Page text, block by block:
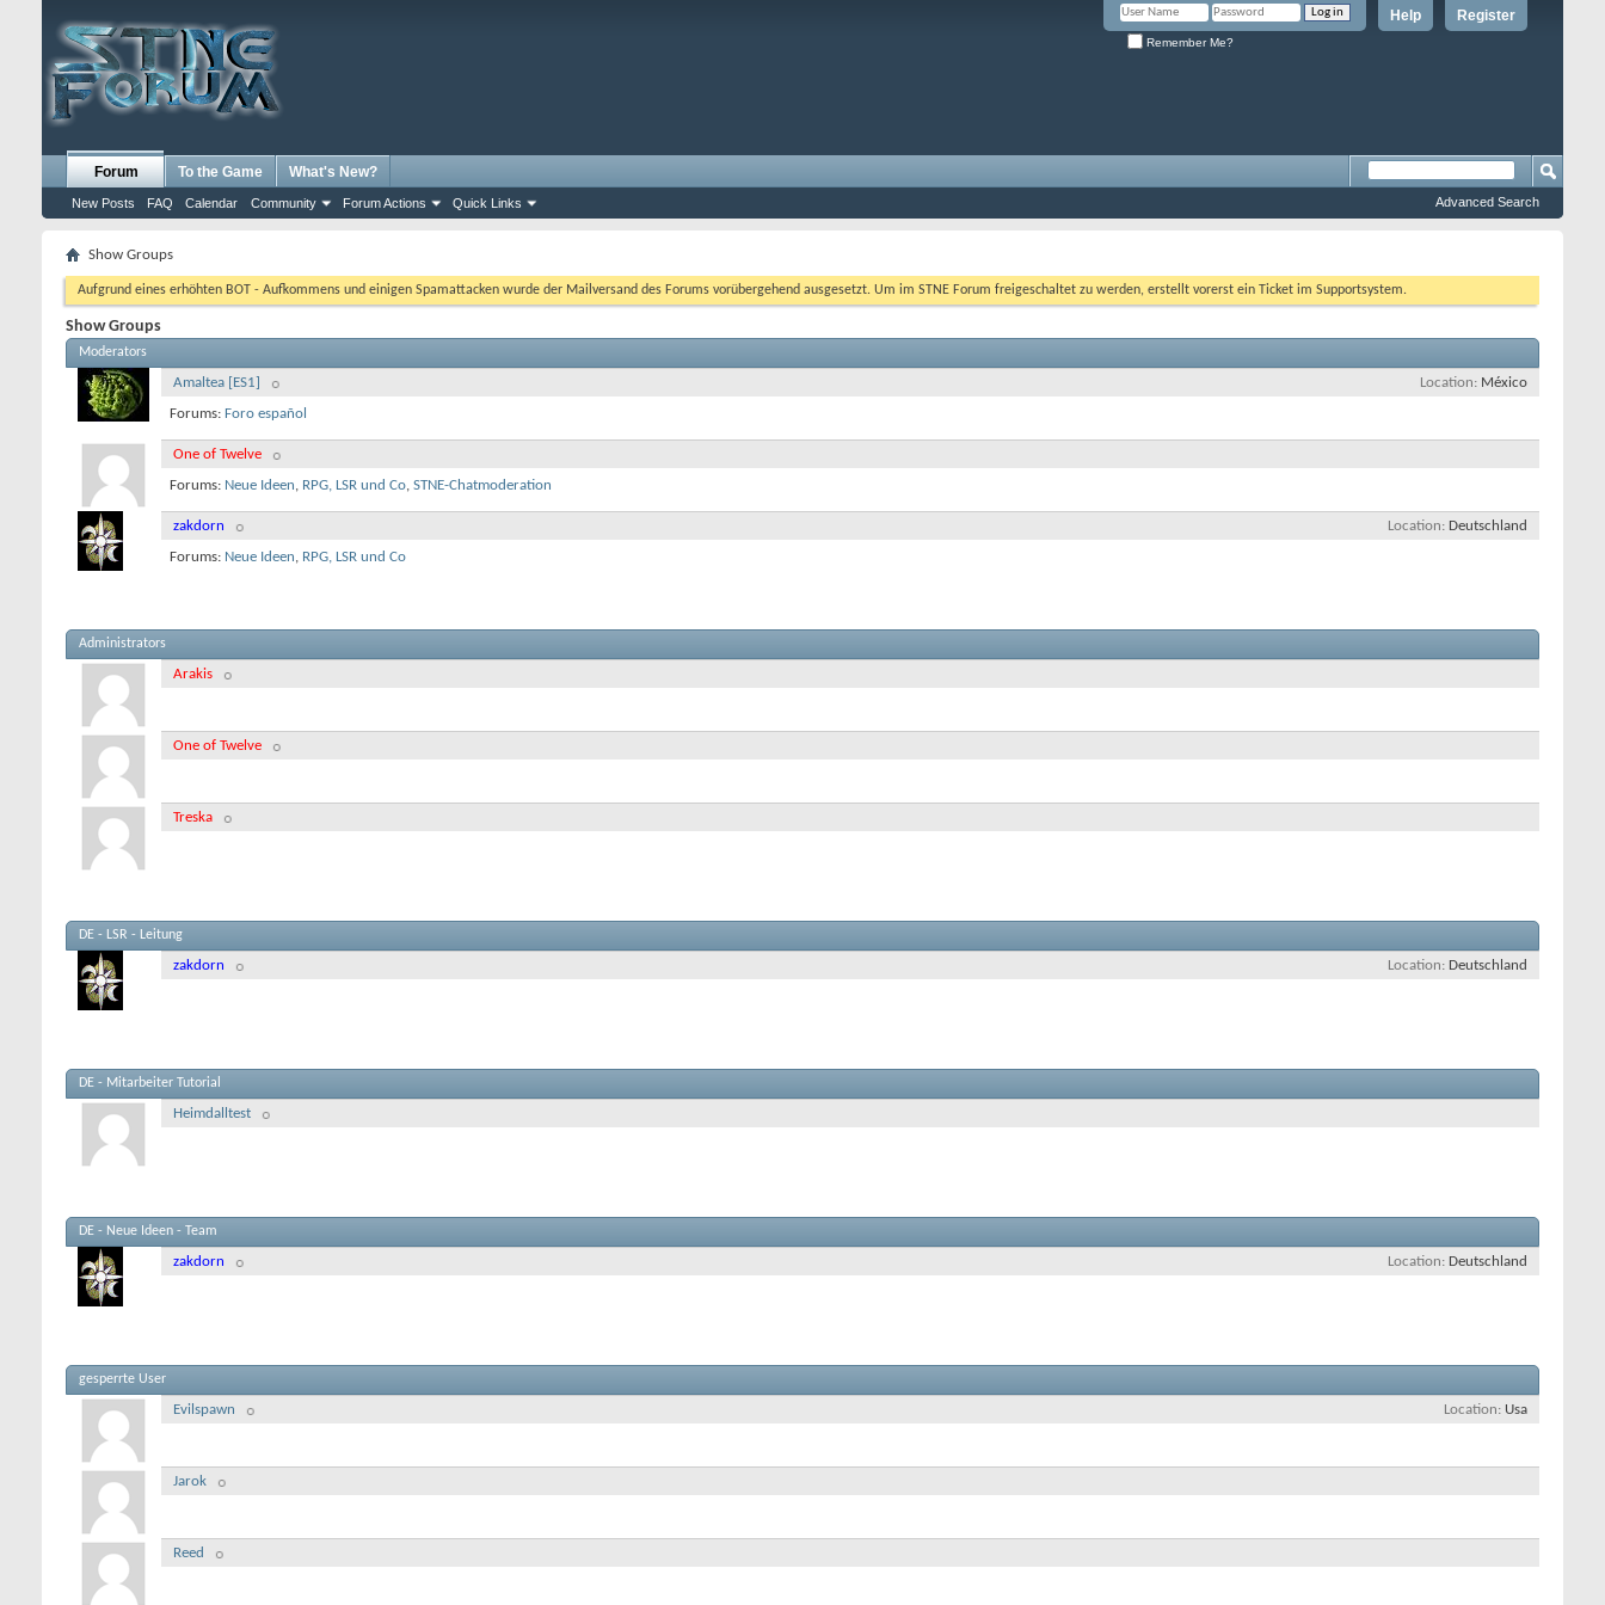
Register
Help
Remember Me?
Forum
New Posts FAQ Calendar Community Forum Actions Quick Links
To the Game What's New?
Advanced Search
Show Groups
Aufgrund eines erhöhten BOT - Aufkommens und einigen Spamattacken wurde der Mailversand des Forums vorübergehend ausgesetzt. Um im STNE Forum freigeschaltet zu werden, erstellt vorerst ein Ticket im Supportsystem.
Show Groups
Moderators
Location México
Amaltea [ES1]
Forums: Foro español
One of Twelve
Forums: Neue Ideen RPG, LSR und Co, STNE-Chatmoderation
Location Deutschland
zakdorn
Forums: Neue Ideen RPG, LSR und Co
Administrators
Arakis
One of Twelve
Treska
DE - LSR - Leitung
Location Deutschland
zakdorn
DE - Mitarbeiter Tutorial
Heimdalltest
DE - Neue Ideen - Team
Location Deutschland
zakdorn
gesperrte User
Location Usa
Evilspawn
Jarok
Reed